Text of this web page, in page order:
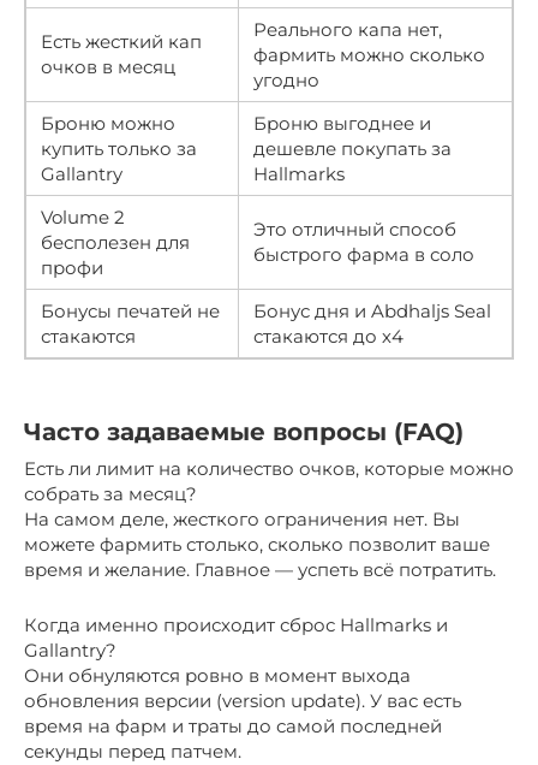
Есть жесткий кап
очков в месяц
Реального капа нет,
фармить можно сколько
угодно
Броню можно
купить только за
Gallantry
Броню выгоднее и
дешевле покупать за
Hallmarks
Volume 2
бесполезен для
профи
Это отличный способ
быстрого фарма в соло
Бонусы печатей не
стакаются
Бонус дня и Abdhaljs Seal
стакаются до х4
Часто задаваемые вопросы (FAQ)
Есть ли лимит на количество очков, которые можно
собрать за месяц?
На самом деле, жесткого ограничения нет. Вы
можете фармить столько, сколько позволит ваше
время и желание. Главное — успеть всё потратить.
Когда именно происходит сброс Hallmarks и
Gallantry?
Они обнуляются ровно в момент выхода
обновления версии (version update). У вас есть
время на фарм и траты до самой последней
секунды перед патчем.